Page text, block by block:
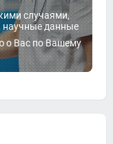
случаями,
научные данные
Вас по Вашему